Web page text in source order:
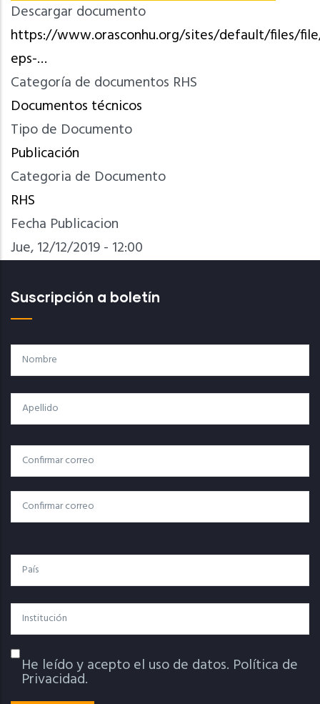
Descargar documento
https://www.orasconhu.org/sites/default/files/
eps-…
Categoría de documentos RHS
Documentos técnicos
Tipo de Documento
Publicación
Categoria de Documento
RHS
Fecha Publicacion
Jue, 12/12/2019 - 12:00
Suscripción a boletín
Nombre
Apellido
Correo
Electrónico
Correo Electrónico
Confirmar Correo
País
Institución
Política De Privacidad
He leído y acepto el uso de datos. Política de
Privacidad.